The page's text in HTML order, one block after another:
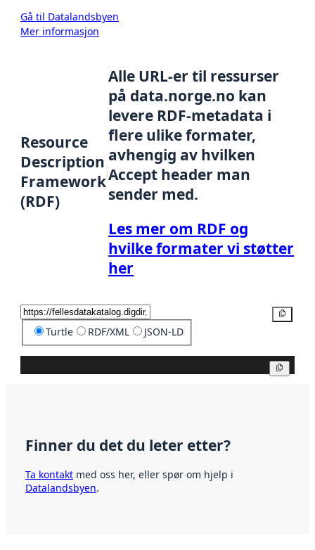
Gå til Datalandsbyen
Mer informasjon
Resource
Description
Framework
(RDF)
Alle URL-er til ressurser
på data.norge.no kan
levere RDF-metadata i
flere ulike formater,
avhengig av hvilken
Accept header man
sender med.
Les mer om RDF og
hvilke formater vi støtter
her
Turtle RDF/XML JSON-LD
Finner du det du leter etter?
Ta kontakt med oss her, eller spør om hjelp i
Datalandsbyen.